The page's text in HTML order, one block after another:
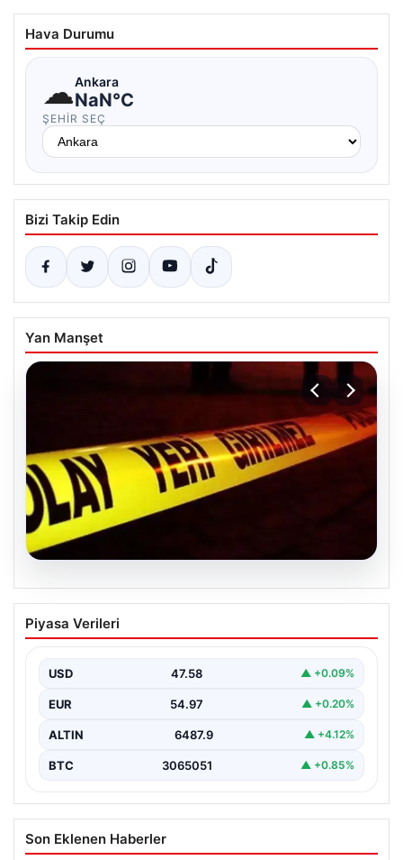
Hava Durumu
☁Ankara
NaN°C
ŞEHIR SEÇ
Bizi Takip Edin
Yan Manşet
Ceyhan’daki Cinayet 4 Yıl Sonra
Aydınlatıldı: 5 Kişi Gözaltında
uzun süredir çözülemeyen silahlı cinayet olayı,
kapsamlı…
Piyasa Verileri
USD 47.58 ▲ +0.09%
EUR 54.97 ▲ +0.20%
ALTIN 6487.9 ▲ +4.12%
BTC 3065051 ▲ +0.85%
Son Eklenen Haberler